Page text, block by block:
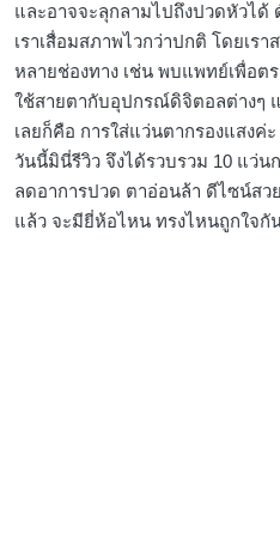
และอาจจะลุกลามไปถึงปวดหัวได้
เราเสื่อมสภาพไวกว่าปกติ โดยเร
หลายช่องทาง เช่น พบแพทย์เพื่อต
ใช้สายตากับอุปกรณ์ดิจิตอลต่างๆ
เลยก็คือ การใส่แว่นตากรองแสงค่
วันนี้มินี่รีวิว จึงได้รวบรวม 10 แว่
ลดอาการปวด ตาอ่อนล้า ดีไซน์สว
แล้ว จะมียี่ห้อไหน ทรงไหนถูกใจกั